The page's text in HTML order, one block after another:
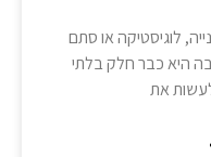
לוגיסטיקה או סתם
היא כבר חלק בלתי
את